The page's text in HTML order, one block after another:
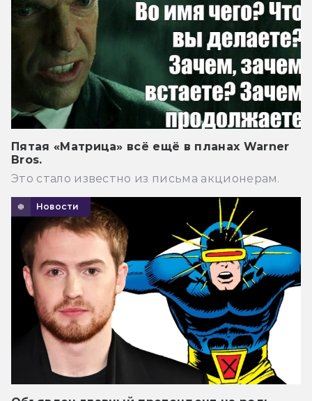
Пятая «Матрица» всё ещё в планах Warner
Bros.
Это стало известно из письма акционерам.
Новости